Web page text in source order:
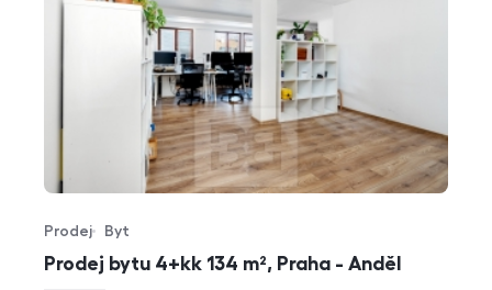
Prodej bytu 4+kk 134 m², Praha - Anděl
Typ nabídky
Prodej
Typ nemovitosti
Byt